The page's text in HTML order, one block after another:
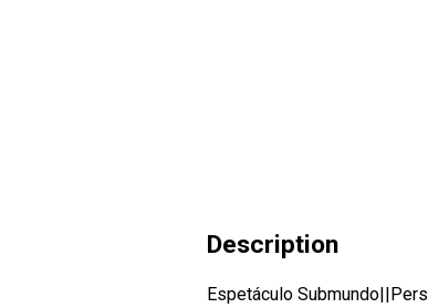
Description
Espetáculo